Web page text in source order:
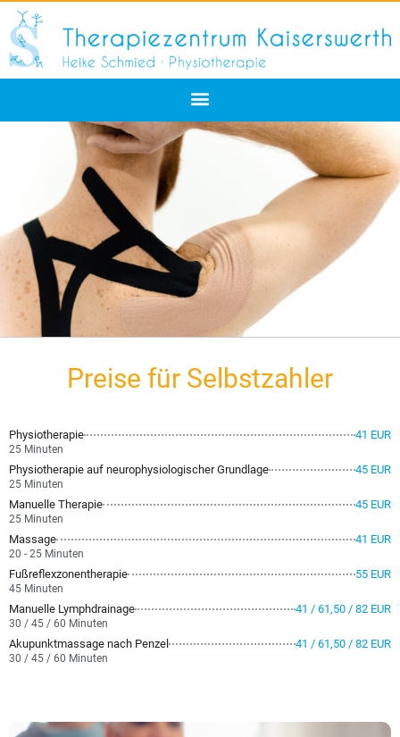
Preise für Selbstzahler
Physiotherapie 41 EUR
25 Minuten
Physiotherapie auf neurophysiologischer Grundlage 45 EUR
25 Minuten
Manuelle Therapie 45 EUR
25 Minuten
Massage 41 EUR
20 - 25 Minuten
Fußreflexzonentherapie 55 EUR
45 Minuten
Manuelle Lymphdrainage 41 / 61,50 / 82 EUR
30 / 45 / 60 Minuten
Akupunktmassage nach Penzel 41 / 61,50 / 82 EUR
30 / 45 / 60 Minuten